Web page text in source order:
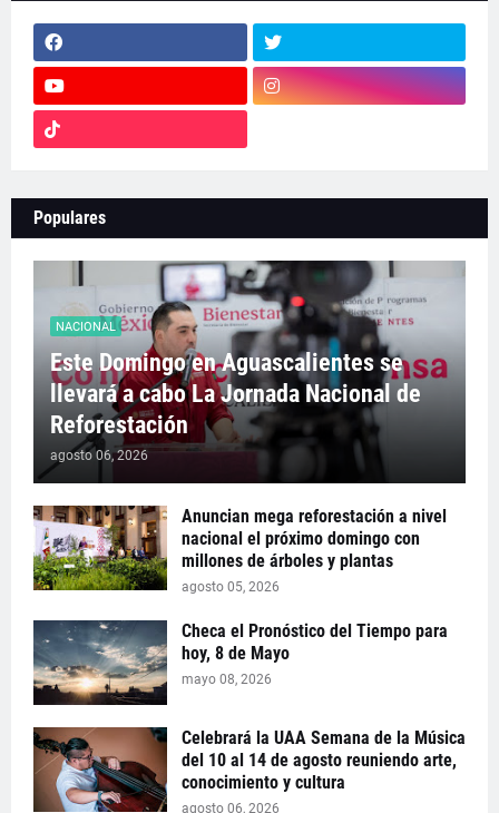
Populares
NACIONAL
Este Domingo en Aguascalientes se
llevará a cabo La Jornada Nacional de
Reforestación
agosto 06, 2026
Anuncian mega reforestación a nivel
nacional el próximo domingo con
millones de árboles y plantas
agosto 05, 2026
Checa el Pronóstico del Tiempo para
hoy, 8 de Mayo
mayo 08, 2026
Celebrará la UAA Semana de la Música
del 10 al 14 de agosto reuniendo arte,
conocimiento y cultura
agosto 06, 2026